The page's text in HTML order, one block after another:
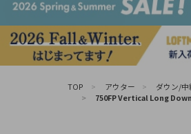
TOP > アウター >
ダウン/中
>
750FP Vertical Long